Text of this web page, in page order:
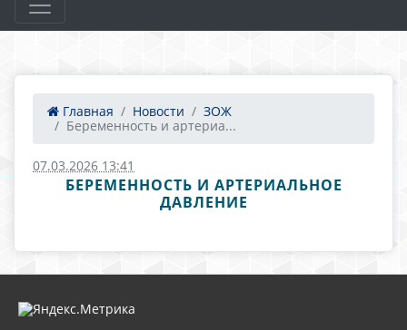
Главная Новости
ЗОЖ
Беременность и артериа...
07.03.2026 13:41
БЕРЕМЕННОСТЬ И АРТЕРИАЛЬНОЕ
ДАВЛЕНИЕ